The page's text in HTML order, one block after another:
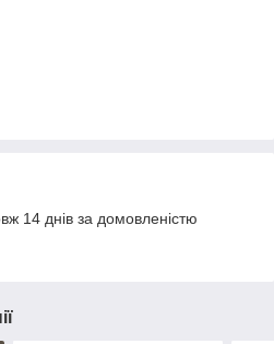
14 днів за домовленістю